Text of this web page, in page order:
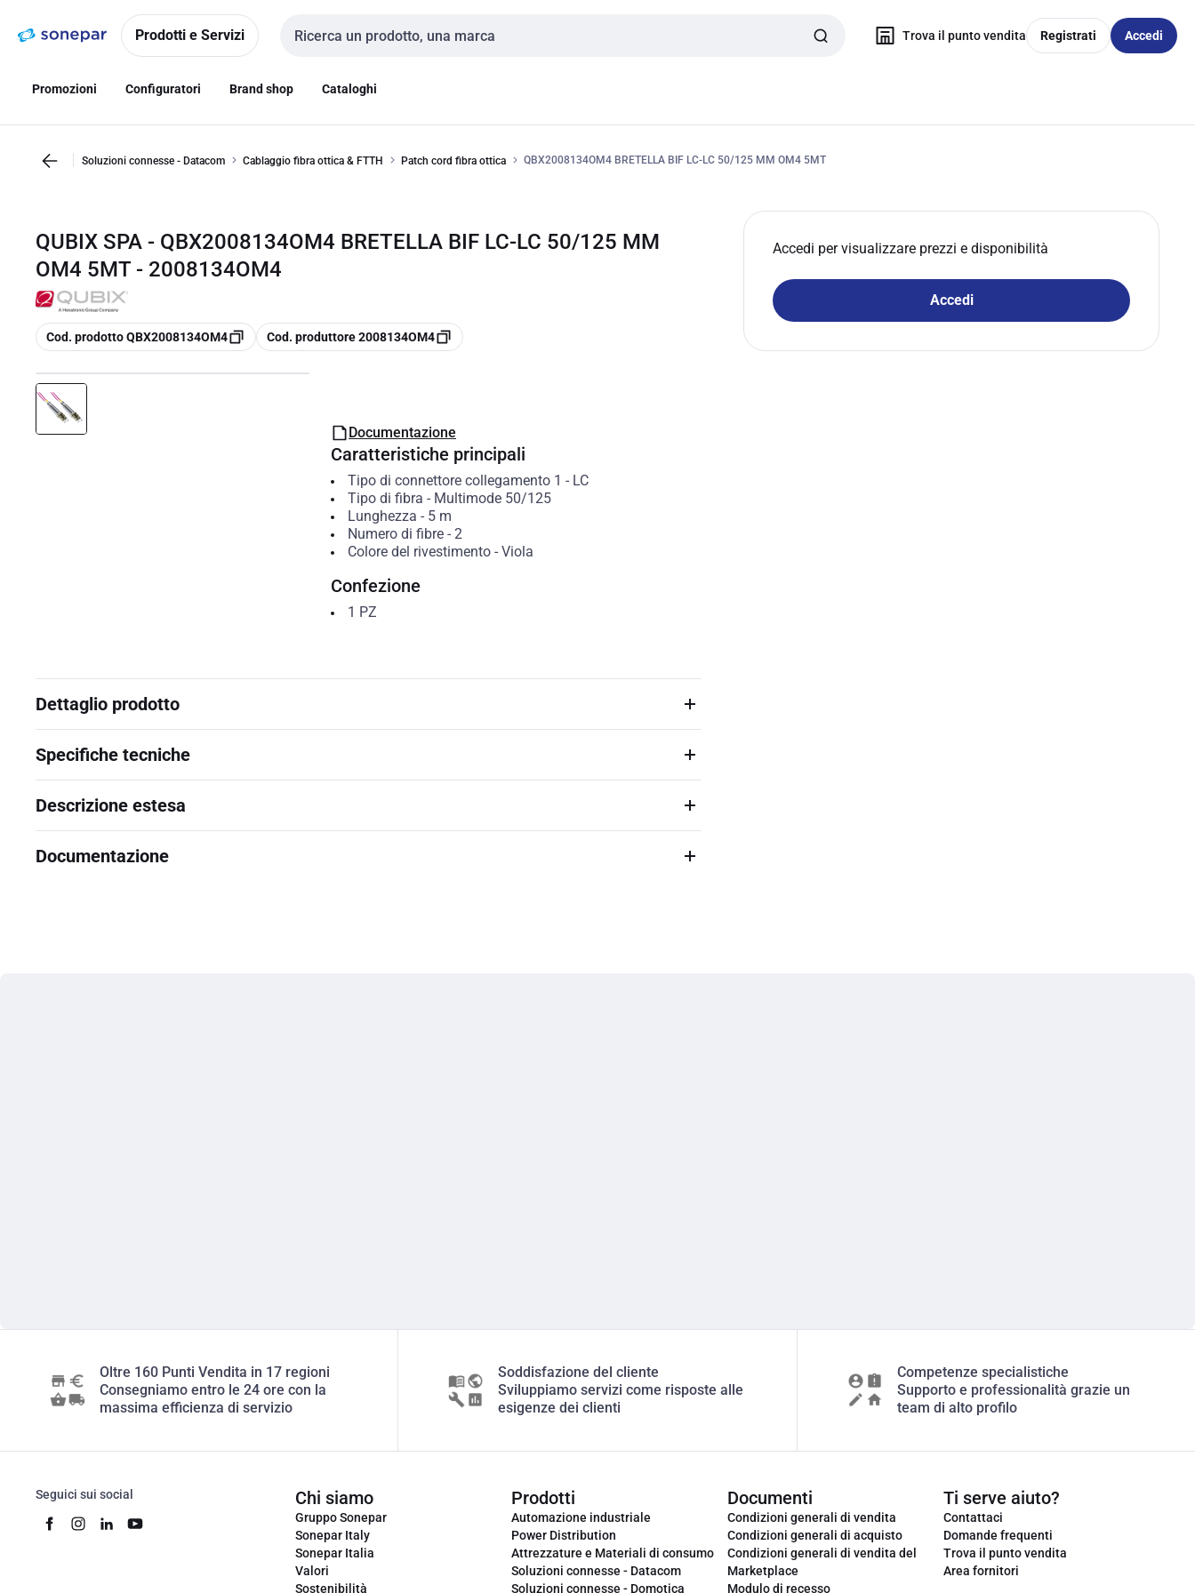
navigazionealla
Prodotti e Servizi
Cerca input
Trova il punto vendita Registrati Accedi
Promozioni Configuratori Brand shop Cataloghi
Soluzioni connesse - Datacom Cablaggio fibra ottica & FTTH Patch cord fibra ottica QBX2008134OM4 BRETELLA BIF LC-LC 50/125 MM OM4 5MT
QUBIX SPA - QBX2008134OM4 BRETELLA BIF LC-LC 50/125 MM
OM4 5MT - 2008134OM4
copia
Cod. prodotto QBX2008134OM4 copia
Cod. produttore 2008134OM4
Accedi per visualizzare prezzi e disponibilità
Accedi
Documentazione
Caratteristiche principali
Tipo di connettore collegamento 1 - LC
Tipo di fibra - Multimode 50/125
Lunghezza - 5 m
Numero di fibre- 2
Colore del rivestimento- Viola
Confezione
1 PZ
Dettaglio prodotto
Specifiche tecniche
Descrizione estesa
Documentazione
Oltre 160 Punti Vendita in 17 regioni
Consegniamo entro le 24 ore con la
massima efficienza di servizio
Soddisfazione del cliente
Sviluppiamo servizi come risposte alle
esigenze dei clienti
Competenze specialistiche
Supporto e professionalità grazie un
team di alto profilo
Seguici sui social Chi siamo
Gruppo Sonepar
Sonepar Italy
Sonepar Italia
Valori
Sostenibilità
Prodotti
Automazione industriale
Power Distribution
Attrezzature e Materiali di consumo
Soluzioni connesse - Datacom
Soluzioni connesse - Domotica
Documenti
Condizioni generali di vendita
Condizioni generali di acquisto
Condizioni generali di vendita del
Marketplace
Modulo di recesso
Ti serve aiuto?
Contattaci
Domande frequenti
Trova il punto vendita
Area fornitori